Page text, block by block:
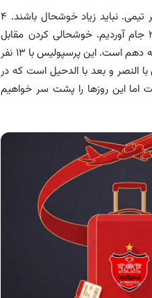
بیرانوند افزود: می خواهم چیزی بگویم؛ خیلی زود است برای خوشحالی کردن هر تیمی. نباید زیاد خوشحال باشند. ۴
هفته آخر فصل قبل را یادشان باشد که ما ۴ امتیاز کم داشتیم اما در نهایت ۳ جام آوردیم. خوشحالی کردن مقابل
چشمان خیس بازیکنان پرسپولیس به نظرم بچه های ما را بیدار می کند. هنوز هفته دهم است. این پرسپولیس با ۱۳ نفر
النصر و بعد با الدحیل است که در
اما این روزها را پشت سر خواهیم